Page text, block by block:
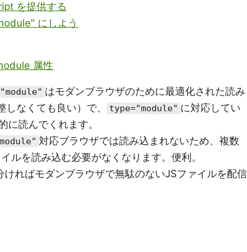
を提供する
にしよう
属性
はモダンブラウザのために最適化された読み
なくても良い）で、
type="module" に対応してい
に読んでくれます。
対応ブラウザでは読み込まれないため、複数
ルを読み込む必要がなくなります。便利。
ればモダンブラウザで無駄のないJSファイルを配信